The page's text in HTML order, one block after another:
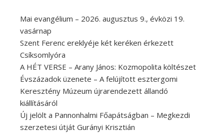
Mai evangélium – 2026. augusztus 9., évközi 19.
vasárnap
Szent Ferenc ereklyéje két keréken érkezett
Csíksomlyóra
A HÉT VERSE – Arany János: Kozmopolita költészet
Évszázadok üzenete – A felújított esztergomi
Keresztény Múzeum újrarendezett állandó
kiállításáról
Új jelölt a Pannonhalmi Főapátságban – Megkezdi
szerzetesi útját Gurányi Krisztián